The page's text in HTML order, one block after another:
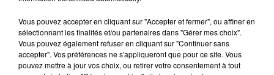
11 juillet 2026
Inscrivez-vous au casting The Voice & The Voice
Kids !
Vous pouvez accepter en cliquant sur "Accepter et fermer", ou affiner en
sélectionnant les finalités et/ou partenaires dans "Gérer mes choix".
Vous pouvez également refuser en cliquant sur "Continuer sans
accepter". Vos préférences ne s'appliqueront que pour ce site. Vous
pouvez mettre à jour vos choix, ou retirer votre consentement à tout